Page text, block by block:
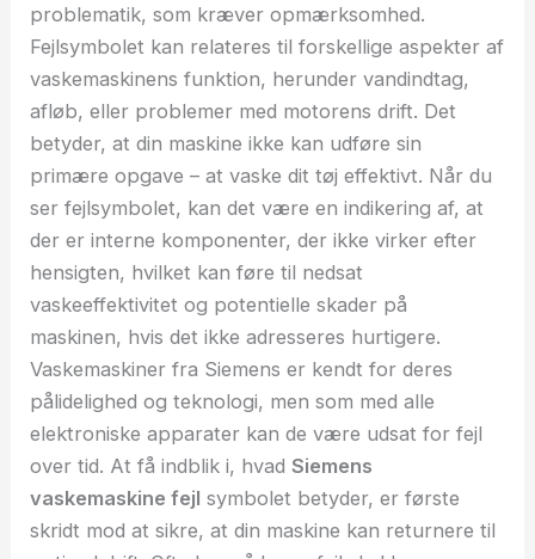
problematik, som kræver opmærksomhed.
Fejlsymbolet kan relateres til forskellige aspekter af
vaskemaskinens funktion, herunder vandindtag,
afløb, eller problemer med motorens drift. Det
betyder, at din maskine ikke kan udføre sin
primære opgave – at vaske dit tøj effektivt. Når du
ser fejlsymbolet, kan det være en indikering af, at
der er interne komponenter, der ikke virker efter
hensigten, hvilket kan føre til nedsat
vaskeeffektivitet og potentielle skader på
maskinen, hvis det ikke adresseres hurtigere.
Vaskemaskiner fra Siemens er kendt for deres
pålidelighed og teknologi, men som med alle
elektroniske apparater kan de være udsat for fejl
over tid. At få indblik i, hvadSiemens
vaskemaskine fejl symbolet betyder, er første
skridt mod at sikre, at din maskine kan returnere til